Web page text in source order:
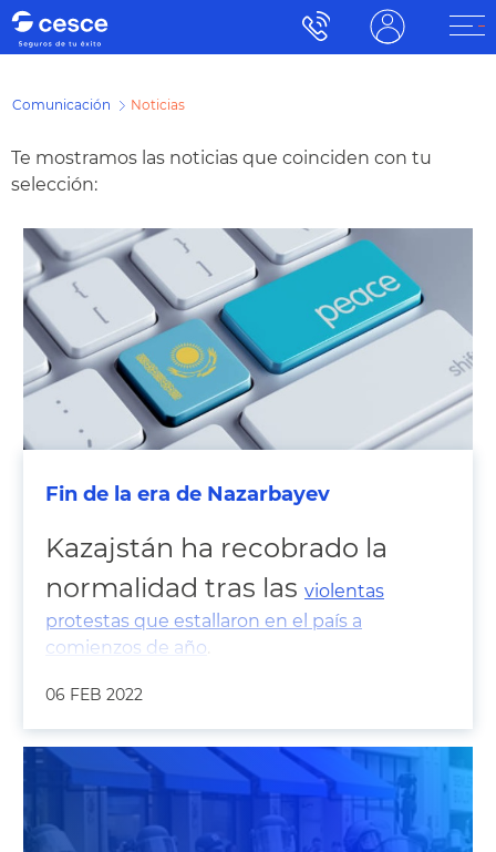
Comunicación Noticias
Te mostramos las noticias que coinciden con tu
selección:
Fin de la era de Nazarbayev
Kazajstán ha recobrado la
normalidad tras las violentas
protestas que estallaron en el país a
comienzos de año
06 FEB 2022